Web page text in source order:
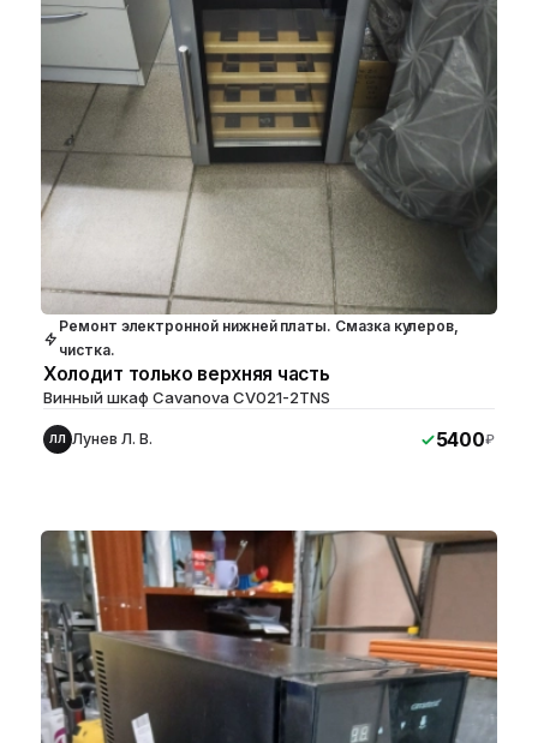
Ремонт электронной нижней платы. Смазка кулеров,
чистка.
Холодит только верхняя часть
Винный шкаф Cavanova CV021-2TNS
ЛЛ Лунев Л. В. 5400₽